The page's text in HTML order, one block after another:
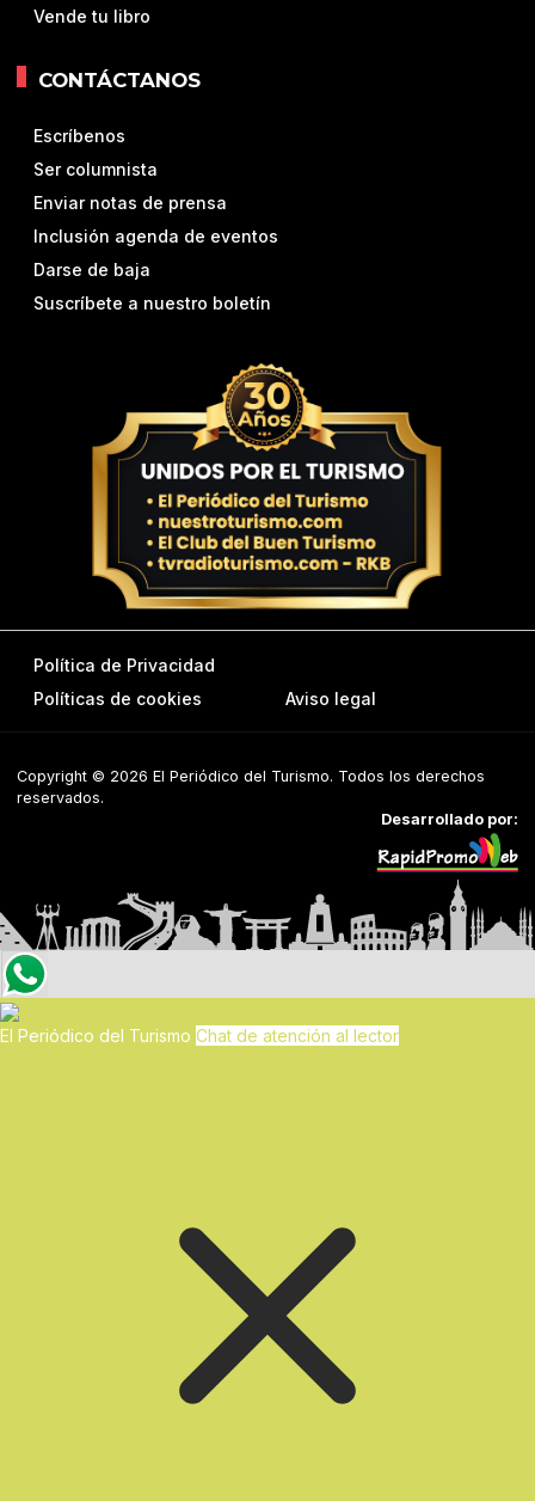
Vende tu libro
CONTÁCTANOS
Escríbenos
Ser columnista
Enviar notas de prensa
Inclusión agenda de eventos
Darse de baja
Suscríbete a nuestro boletín
Política de Privacidad
Políticas de cookies
Aviso legal
Copyright © 2026 El Periódico del Turismo. Todos los derechos
reservados.
Desarrollado por:
El Periódico del Turismo Chat de atención al lector